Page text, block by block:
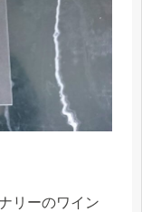
リーのワイン